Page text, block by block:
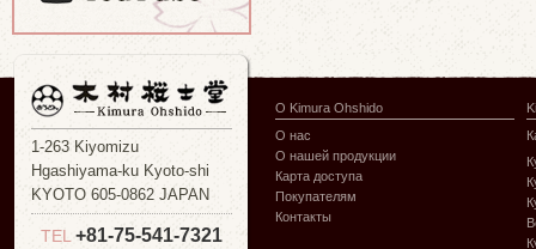
1-263 Kiyomizu
Hgashiyama-ku Kyoto-shi
KYOTO 605-0862 JAPAN
TEL +81-75-541-7321
О Kimura Ohshido
О нас
О нашей продукции
Карта доступа
Покупателям
Контакты